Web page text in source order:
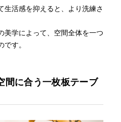
生活感を抑えると、より洗練さ
美学によって、空間全体を一つ
す。
間に合う一枚板テーブ